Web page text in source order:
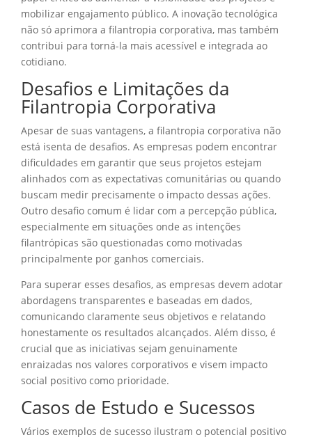
mobilizar engajamento público. A inovação tecnológica
não só aprimora a filantropia corporativa, mas também
contribui para torná-la mais acessível e integrada ao
cotidiano.
Desafios e Limitações da
Filantropia Corporativa
Apesar de suas vantagens, a filantropia corporativa não
está isenta de desafios. As empresas podem encontrar
dificuldades em garantir que seus projetos estejam
alinhados com as expectativas comunitárias ou quando
buscam medir precisamente o impacto dessas ações.
Outro desafio comum é lidar com a percepção pública,
especialmente em situações onde as intenções
filantrópicas são questionadas como motivadas
principalmente por ganhos comerciais.
Para superar esses desafios, as empresas devem adotar
abordagens transparentes e baseadas em dados,
comunicando claramente seus objetivos e relatando
honestamente os resultados alcançados. Além disso, é
crucial que as iniciativas sejam genuinamente
enraizadas nos valores corporativos e visem impacto
social positivo como prioridade.
Casos de Estudo e Sucessos
Vários exemplos de sucesso ilustram o potencial positivo